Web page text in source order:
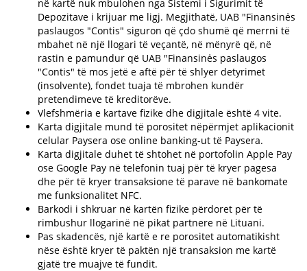
në kartë nuk mbulohen nga Sistemi i Sigurimit të
Depozitave i krijuar me ligj. Megjithatë, UAB "Finansinės
paslaugos "Contis" siguron që çdo shumë që merrni të
mbahet në një llogari të veçantë, në mënyrë që, në
rastin e pamundur që UAB "Finansinės paslaugos
"Contis" të mos jetë e aftë për të shlyer detyrimet
(insolvente), fondet tuaja të mbrohen kundër
pretendimeve të kreditorëve.
Vlefshmëria e kartave fizike dhe digjitale është 4 vite.
Karta digjitale mund të porositet nëpërmjet aplikacionit
celular Paysera ose online banking-ut të Paysera.
Karta digjitale duhet të shtohet në portofolin Apple Pay
ose Google Pay në telefonin tuaj për të kryer pagesa
dhe për të kryer transaksione të parave në bankomate
me funksionalitet NFC.
Barkodi i shkruar në kartën fizike përdoret për të
rimbushur llogarinë në pikat partnere në Lituani.
Pas skadencës, një kartë e re porositet automatikisht
nëse është kryer të paktën një transaksion me kartë
gjatë tre muajve të fundit.